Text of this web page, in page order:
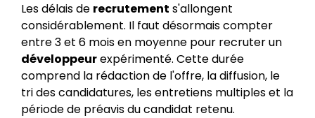
Les délais de recrutement s'allongent
considérablement. Il faut désormais compter
entre 3 et 6 mois en moyenne pour recruter un
développeurexpérimenté. Cette durée
comprend la rédaction de l'offre, la diffusion, le
tri des candidatures, les entretiens multiples et la
période de préavis du candidat retenu.